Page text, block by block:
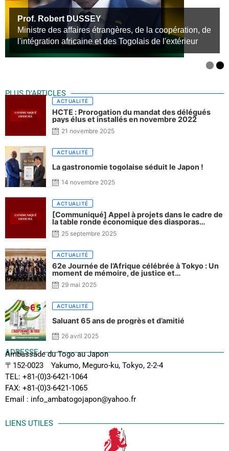
Prof. Robert DUSSEY
Ministre des affaires étrangères, de la coopération, de
l'intégration africaine et des Togolais de l'extérieur
PLUS D'ARTICLES
ACTUALITÉ
HCTE : Prorogation du mandat des délégués
pays élus et installés en novembre 2022
21 novembre 2025
ACTUALITÉ
La gastronomie togolaise séduit le Japon !
14 novembre 2025
ACTUALITÉ
[Communiqué] Appel à projets dans le cadre de
la table ronde économique des diasporas
togolaise, africaine et afrodescendante
25 septembre 2025
ACTUALITÉ
62e Journée de l’Afrique célébrée à Tokyo : Un
moment de mémoire, de justice et
d’engagement partagé
29 mai 2025
ACTUALITÉ
Saluant 65 ans de progrès et d’amitié
26 avril 2025
ADRESSE
Ambassade du Togo au Japon
〒152-0023 Yakumo, Meguro-ku, Tokyo, 2-2-4
TEL: +81-(0)3-6421-1064
FAX: +81-(0)3-6421-1065
Email : info_ambatogojapon@yahoo.fr
LIENS UTILES